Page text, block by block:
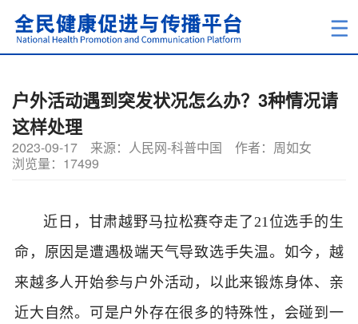
户外活动遇到突发状况怎么办？3种情况请
这样处理
2023-09-17 来源：人民网-科普中国
作者：周如女
浏览量：17499
近日，甘肃越野马拉松赛夺走了21位选手的生
命，原因是遭遇极端天气导致选手失温。如今，越
来越多人开始参与户外活动，以此来锻炼身体、亲
近大自然。可是户外存在很多的特殊性，会碰到一